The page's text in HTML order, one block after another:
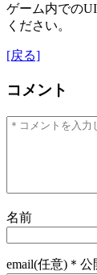
ゲーム内での
ください。
[戻る]
コメント
名前
email(任意)＊